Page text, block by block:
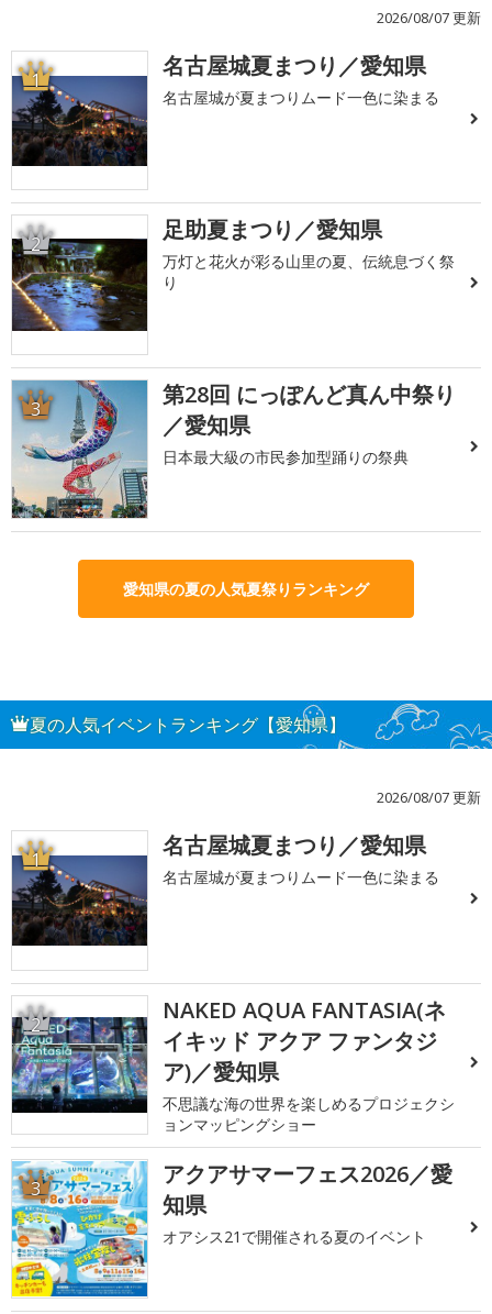
2026/08/07 更新
1 名古屋城夏まつり／愛知県
名古屋城が夏まつりムード一色に染まる
2 足助夏まつり／愛知県
万灯と花火が彩る山里の夏、伝統息づく祭
り
3
第28回 にっぽんど真ん中祭り
／愛知県
日本最大級の市民参加型踊りの祭典
愛知県の夏の人気夏祭りランキング
夏の人気イベントランキング【愛知県】
2026/08/07 更新
1 名古屋城夏まつり／愛知県
名古屋城が夏まつりムード一色に染まる
2
NAKED AQUA FANTASIA(ネ
イキッド アクア ファンタジ
ア)／愛知県
不思議な海の世界を楽しめるプロジェクシ
ョンマッピングショー
3
アクアサマーフェス2026／愛
知県
オアシス21で開催される夏のイベント